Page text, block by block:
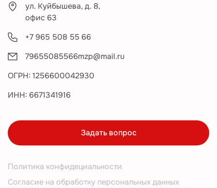
ул. Куйбышева, д. 8,
офис 63
+7 965 508 55 66
79655085566mzp@mail.ru
ОГРН: 1256600042930
ИНН: 6671341916
Задать вопрос
Политика конфидециальности
Согласие на обработку персональных данных